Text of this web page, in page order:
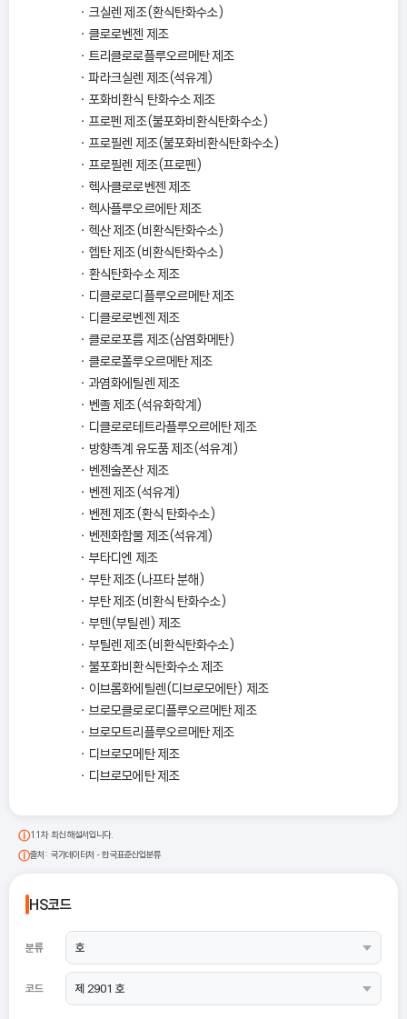
크실렌 제조(환식탄화수소)
클로로벤젠 제조
트리클로로플루오르메탄 제조
파라크실렌 제조(석유계)
포화비환식 탄화수소 제조
프로펜 제조(불포화비환식탄화수소)
프로필렌 제조(불포화비환식탄화수소)
프로필렌 제조(프로펜)
헥사클로로벤젠 제조
헥사플루오르에탄 제조
헥산 제조(비환식탄화수소)
헵탄 제조(비환식탄화수소)
환식탄화수소 제조
디클로로디플루오르메탄 제조
디클로로벤젠 제조
클로로포름 제조(삼염화메탄)
클로로폴루오르메탄 제조
과염화에틸렌 제조
벤졸 제조(석유화학계)
디클로로테트라플루오르에탄 제조
방향족계 유도품 제조(석유계)
벤젠술폰산 제조
벤젠 제조(석유계)
벤젠 제조(환식 탄화수소)
벤젠화합물 제조(석유계)
부타디엔 제조
부탄 제조(나프타 분해)
부탄 제조(비환식 탄화수소)
부텐(부틸렌) 제조
부틸렌 제조(비환식탄화수소)
불포화비환식탄화수소 제조
이브롬화에틸렌(디브로모에탄) 제조
브로모클로로디플루오르메탄 제조
브로모트리플루오르메탄 제조
디브로모메탄 제조
디브로모에탄 제조
11차 최신 해설서입니다.
출처: 국가데이터처 - 한국표준산업분류
HS코드
분류
코드